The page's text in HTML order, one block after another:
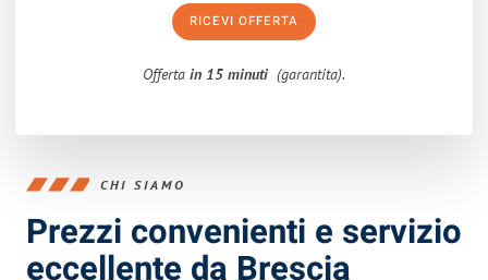
RICEVI OFFERTA
Offerta in 15 minuti (garantita).
CHI SIAMO
Prezzi convenienti e servizio
eccellente da Brescia